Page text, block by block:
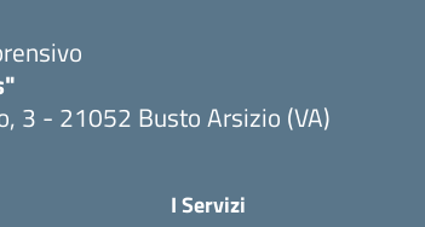
3 - 21052 Busto Arsizio (VA)
I Servizi